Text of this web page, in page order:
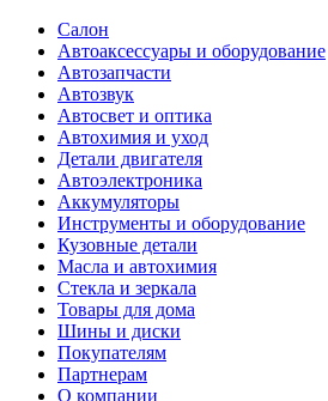
Салон
Автоаксессуары и оборудование
Автозапчасти
Автозвук
Автосвет и оптика
Автохимия и уход
Детали двигателя
Автоэлектроника
Аккумуляторы
Инструменты и оборудование
Кузовные детали
Масла и автохимия
Стекла и зеркала
Товары для дома
Шины и диски
Покупателям
Партнерам
О компании